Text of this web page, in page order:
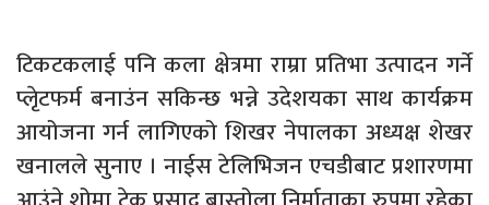
टिकटकलाई पनि कला क्षेत्रमा राम्रा प्रतिभा उत्पादन गर्ने
प्लेृटफर्म बनाउंन सकिन्छ भन्ने उदेशयका साथ कार्यक्रम
आयोजना गर्न लागिएको शिखर नेपालका अध्यक्ष शेखर
खनालले सुनाए । नाईस टेलिभिजन एचडीबाट प्रशारणमा